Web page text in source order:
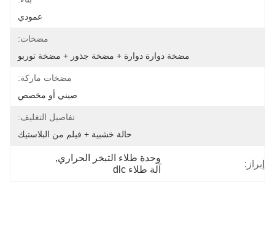
عمودي
مضخات:
مضخة دوارة دوارة + مضخة جذور + مضخة توربو
مضخات ماركة:
صيني أو مخصص
تفاصيل التغليف:
حالة خشبية + فيلم من البلاستيك
إبراز:
وحدة طلاء التبخر الحراري,
آلة طلاء dlc